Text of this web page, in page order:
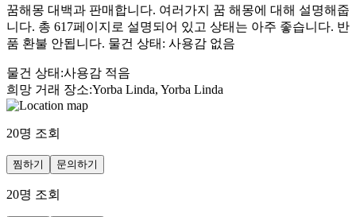
꿈해몽 대백과 판매합니다. 여러가지 꿈 해몽에 대해 설명해줍
니다. 총 617페이지로 설명되어 있고 상태는 아주 좋습니다. 반
품 환불 안됩니다. 물건 상태: 사용감 없음
물건 상태 :사용감 적음
희망 거래 장소:Yorba Linda, Yorba Linda
20명 조회
찜하기 문의하기
20명 조회